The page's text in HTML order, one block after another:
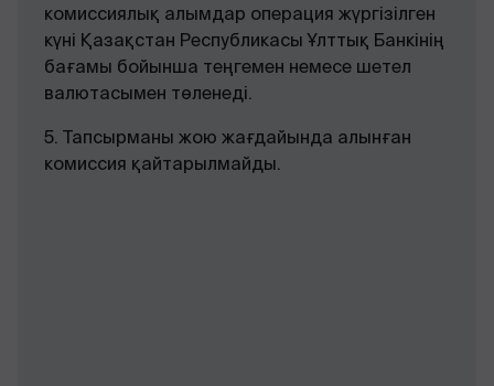
комиссиялық алымдар операция жүргізілген
күні Қазақстан Республикасы Ұлттық Банкінің
бағамы бойынша теңгемен немесе шетел
валютасымен төленеді.
5. Тапсырманы жою жағдайында алынған
комиссия қайтарылмайды.